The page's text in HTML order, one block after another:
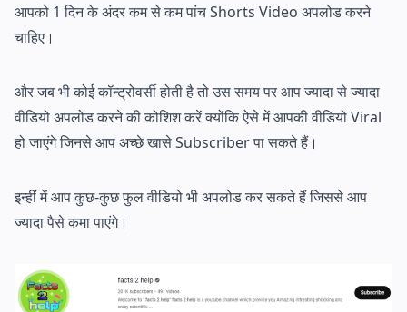
आपको 1 दिन के अंदर कम से कम पांच Shorts Video अपलोड करने
चाहिए।
और जब भी कोई कॉन्ट्रोवर्सी होती है तो उस समय पर आप ज्यादा से ज्यादा
वीडियो अपलोड करने की कोशिश करें क्योंकि ऐसे में आपकी वीडियो Viral
हो जाएंगे जिनसे आप अच्छे खासे Subscriber पा सकते हैं।
इन्हीं में आप कुछ-कुछ फुल वीडियो भी अपलोड कर सकते हैं जिससे आप
ज्यादा पैसे कमा पाएंगे।